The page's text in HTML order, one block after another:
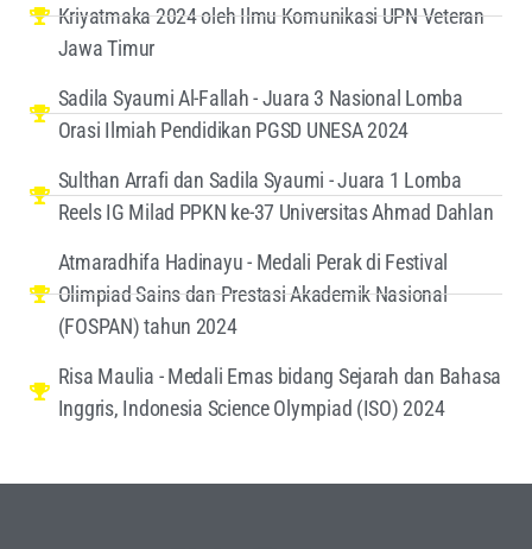
Kriyatmaka 2024 oleh Ilmu Komunikasi UPN Veteran
Jawa Timur
Sadila Syaumi Al-Fallah - Juara 3 Nasional Lomba
Orasi Ilmiah Pendidikan PGSD UNESA 2024
Sulthan Arrafi dan Sadila Syaumi - Juara 1 Lomba
Reels IG Milad PPKN ke-37 Universitas Ahmad Dahlan
Atmaradhifa Hadinayu - Medali Perak di Festival
Olimpiad Sains dan Prestasi Akademik Nasional
(FOSPAN) tahun 2024
Risa Maulia - Medali Emas bidang Sejarah dan Bahasa
Inggris, Indonesia Science Olympiad (ISO) 2024